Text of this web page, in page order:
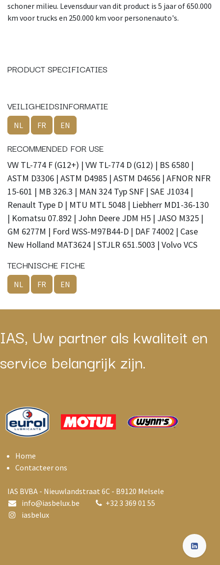
schoner milieu. Levensduur van dit product is 5 jaar of 650.000
km voor trucks en 250.000 km voor personenauto's.
PRODUCT SPECIFICATIES
VEILIGHEIDSINFORMATIE
NL FR EN
RECOMMENDED FOR USE
VW TL-774 F (G12+) | VW TL-774 D (G12) | BS 6580 |
ASTM D3306 | ASTM D4985 | ASTM D4656 | AFNOR NFR
15-601 | MB 326.3 | MAN 324 Typ SNF | SAE J1034 |
Renault Type D | MTU MTL 5048 | Liebherr MD1-36-130
| Komatsu 07.892 | John Deere JDM H5 | JASO M325 |
GM 6277M | Ford WSS-M97B44-D | DAF 74002 | Case
New Holland MAT3624 | STJLR 651.5003 | Volvo VCS
TECHNISCHE FICHE
NL FR EN
IAS, Uw partner als kwaliteit en
service belangrijk zijn.
Home
Contacteer ons
IAS BVBA - Nieuwlandstraat 6C - B9120 Melsele
info@iasbelux.be +32 3 369 01 55
iasbelux